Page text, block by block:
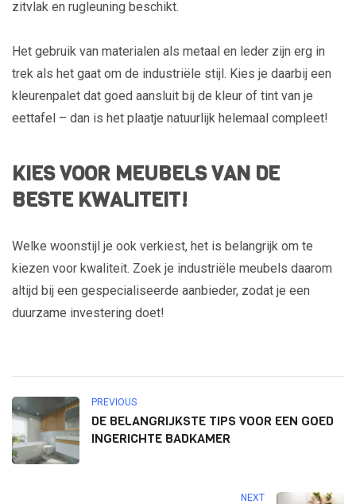
zitvlak en rugleuning beschikt.
Het gebruik van materialen als metaal en leder zijn erg in
trek als het gaat om de industriële stijl. Kies je daarbij een
kleurenpalet dat goed aansluit bij de kleur of tint van je
eettafel – dan is het plaatje natuurlijk helemaal compleet!
KIES VOOR MEUBELS VAN DE
BESTE KWALITEIT!
Welke woonstijl je ook verkiest, het is belangrijk om te
kiezen voor kwaliteit. Zoek je industriële meubels daarom
altijd bij een gespecialiseerde aanbieder, zodat je een
duurzame investering doet!
PREVIOUS
DE BELANGRIJKSTE TIPS VOOR EEN GOED
INGERICHTE BADKAMER
NEXT